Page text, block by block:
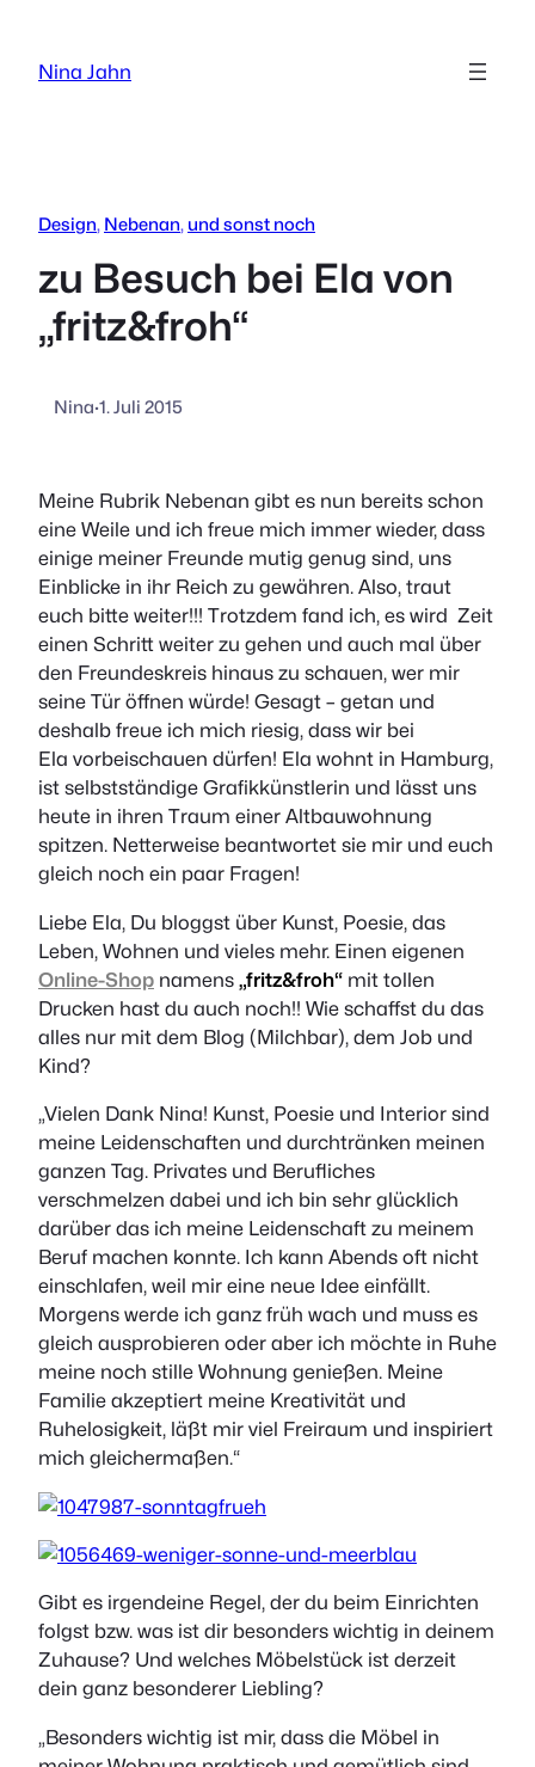
springen
Nina Jahn
Design, Nebenan, und sonst noch
zu Besuch bei Ela von
„fritz&froh“
Nina·1. Juli 2015
Meine Rubrik Nebenan gibt es nun bereits schon
eine Weile und ich freue mich immer wieder, dass
einige meiner Freunde mutig genug sind, uns
Einblicke in ihr Reich zu gewähren. Also, traut
euch bitte weiter!!! Trotzdem fand ich, es wird Zeit
einen Schritt weiter zu gehen und auch mal über
den Freundeskreis hinaus zu schauen, wer mir
seine Tür öffnen würde! Gesagt – getan und
deshalb freue ich mich riesig, dass wir bei
Ela vorbeischauen dürfen! Ela wohnt in Hamburg,
ist selbstständige Grafikkünstlerin und lässt uns
heute in ihren Traum einer Altbauwohnung
spitzen. Netterweise beantwortet sie mir und euch
gleich noch ein paar Fragen!
Liebe Ela, Du bloggst über Kunst, Poesie, das
Leben, Wohnen und vieles mehr. Einen eigenen
Online-Shop namens „fritz&froh“ mit tollen
Drucken hast du auch noch!! Wie schaffst du das
alles nur mit dem Blog (Milchbar), dem Job und
Kind?
„Vielen Dank Nina! Kunst, Poesie und Interior sind
meine Leidenschaften und durchtränken meinen
ganzen Tag. Privates und Berufliches
verschmelzen dabei und ich bin sehr glücklich
darüber das ich meine Leidenschaft zu meinem
Beruf machen konnte. Ich kann Abends oft nicht
einschlafen, weil mir eine neue Idee einfällt.
Morgens werde ich ganz früh wach und muss es
gleich ausprobieren oder aber ich möchte in Ruhe
meine noch stille Wohnung genießen. Meine
Familie akzeptiert meine Kreativität und
Ruhelosigkeit, läßt mir viel Freiraum und inspiriert
mich gleichermaßen.“
Gibt es irgendeine Regel, der du beim Einrichten
folgst bzw. was ist dir besonders wichtig in deinem
Zuhause? Und welches Möbelstück ist derzeit
dein ganz besonderer Liebling?
„Besonders wichtig ist mir, dass die Möbel in